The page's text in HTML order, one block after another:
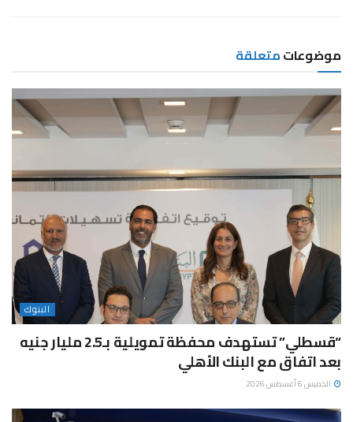
موضوعاتمتعلقة
البنوك
“قسطلي” تستهدف محفظة تمويلية بـ2.5 مليار جنيه
بعد اتفاق مع البنك الأهلي
الخميس 6 أغسطس 2026